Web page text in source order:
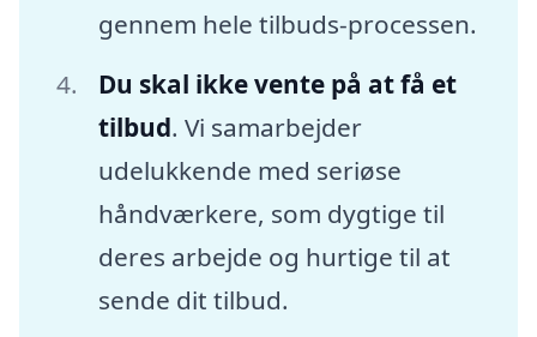
gennem hele tilbuds-processen.
Du skal ikke vente på at få et
tilbud. Vi samarbejder
udelukkende med seriøse
håndværkere, som dygtige til
deres arbejde og hurtige til at
sende dit tilbud.